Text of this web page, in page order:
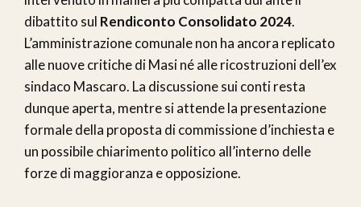
dibattito sul Rendiconto Consolidato 2024.
L’amministrazione comunale non ha ancora replicato
alle nuove critiche di Masi né alle ricostruzioni dell’ex
sindaco Mascaro. La discussione sui conti resta
dunque aperta, mentre si attende la presentazione
formale della proposta di commissione d’inchiesta e
un possibile chiarimento politico all’interno delle
forze di maggioranza e opposizione.